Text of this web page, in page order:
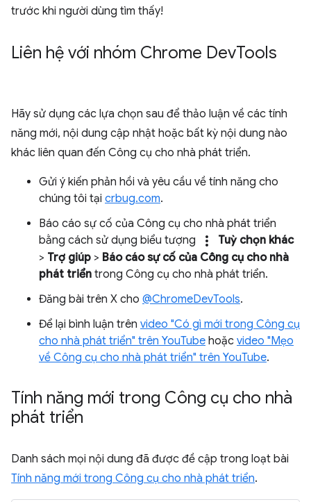
trước khi người dùng tìm thấy!
Liên hệ với nhóm Chrome DevTools
Hãy sử dụng các lựa chọn sau để thảo luận về các tính
năng mới, nội dung cập nhật hoặc bất kỳ nội dung nào
khác liên quan đến Công cụ cho nhà phát triển.
Gửi ý kiến phản hồi và yêu cầu về tính năng cho
chúng tôi tại crbug.com.
Báo cáo sự cố của Công cụ cho nhà phát triển
bằng cách sử dụng biểu tượng
more_vert
Tuỳ chọn khác
> Trợ giúp > Báo cáo sự cố của Công cụ cho nhà
phát triển trong Công cụ cho nhà phát triển.
Đăng bài trên X cho @ChromeDevTools.
Để lại bình luận trên video "Có gì mới trong Công cụ
cho nhà phát triển" trên YouTube hoặc video "Mẹo
về Công cụ cho nhà phát triển" trên YouTube.
Tính năng mới trong Công cụ cho nhà
phát triển
Danh sách mọi nội dung đã được đề cập trong loạt bài
Tính năng mới trong Công cụ cho nhà phát triển.